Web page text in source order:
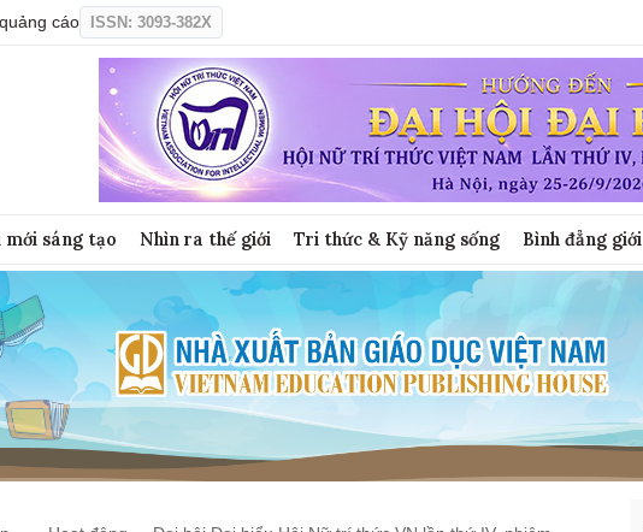
cáo ISSN: 3093-382X
sáng tạo Nhìn ra thế giới Tri thức & Kỹ năng sống Bình đẳng giới